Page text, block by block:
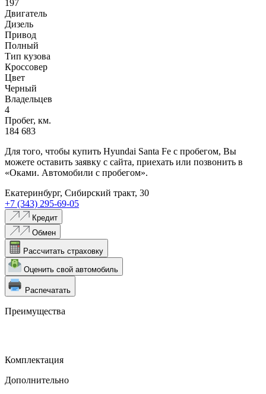
197
Двигатель
Дизель
Привод
Полный
Тип кузова
Кроссовер
Цвет
Черный
Владельцев
4
Пробег, км.
184 683
Для того, чтобы купить Hyundai Santa Fe с пробегом, Вы
можете оставить заявку с сайта, приехать или позвонить в
«Оками. Автомобили с пробегом».
Екатеринбург, Сибирский тракт, 30
+7 (343) 295-69-05
Кредит
Обмен
Рассчитать страховку
Оценить свой автомобиль
Распечатать
Преимущества
Комплектация
Дополнительно